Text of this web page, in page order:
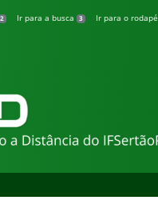
2 Ir para a busca 3 Ir para o rodapé
Distância